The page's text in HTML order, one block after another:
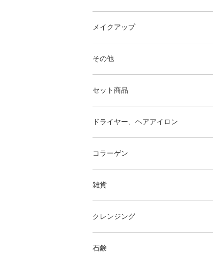
メイクアップ
その他
セット商品
ドライヤー、ヘアアイロン
コラーゲン
雑貨
クレンジング
石鹸